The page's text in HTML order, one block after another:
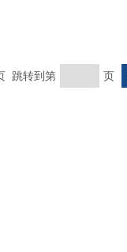
跳转到第 页